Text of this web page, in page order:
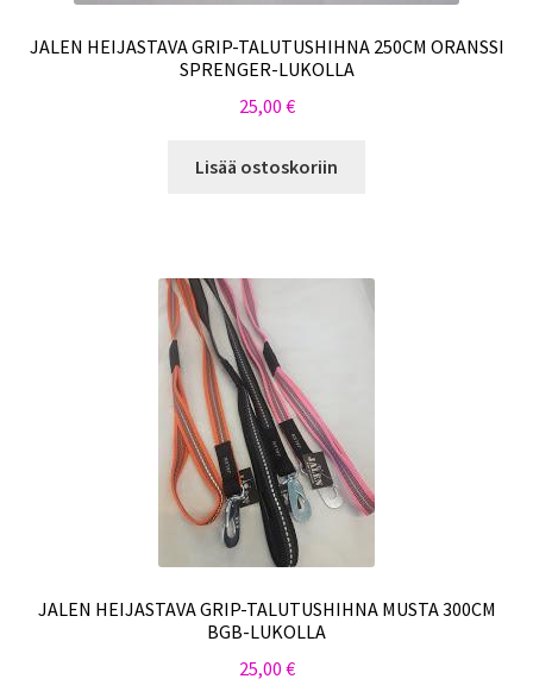
JALEN HEIJASTAVA GRIP-TALUTUSHIHNA 250CM ORANSSI
SPRENGER-LUKOLLA
25,00 €
Lisää ostoskoriin
JALEN HEIJASTAVA GRIP-TALUTUSHIHNA MUSTA 300CM
BGB-LUKOLLA
25,00 €